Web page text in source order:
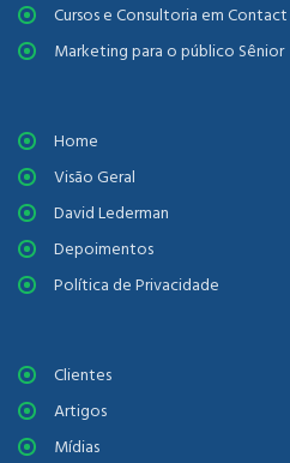
Cursos e Consultoria em
Marketing para o público Sênior
Home
Visão Geral
David Lederman
Depoimentos
Política de Privacidade
Clientes
Artigos
Mídias